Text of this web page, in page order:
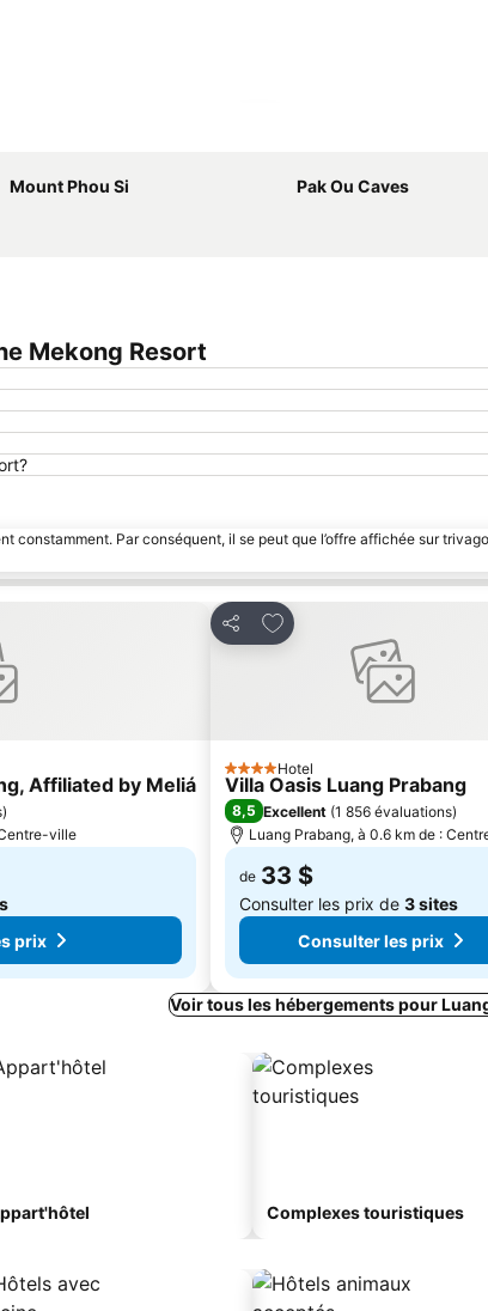
Mount Phou Si
Pak Ou Caves
Mekong Resort
constamment. Par conséquent, il se peut que l’offre affichée sur
Affiliated by Meliá
)
ville
prix
Partager
Ajouter à mes favoris
4 ÉtoilesHotel
Villa Oasis Luang Prabang
8,5 Excellent (1 856 évaluations)
Luang Prabang, à 0.6 km de :
de 33 $
Consulter les prix de 3 sites
Consulter les prix
Voir tous les hébergements pour
Complexes touristiques